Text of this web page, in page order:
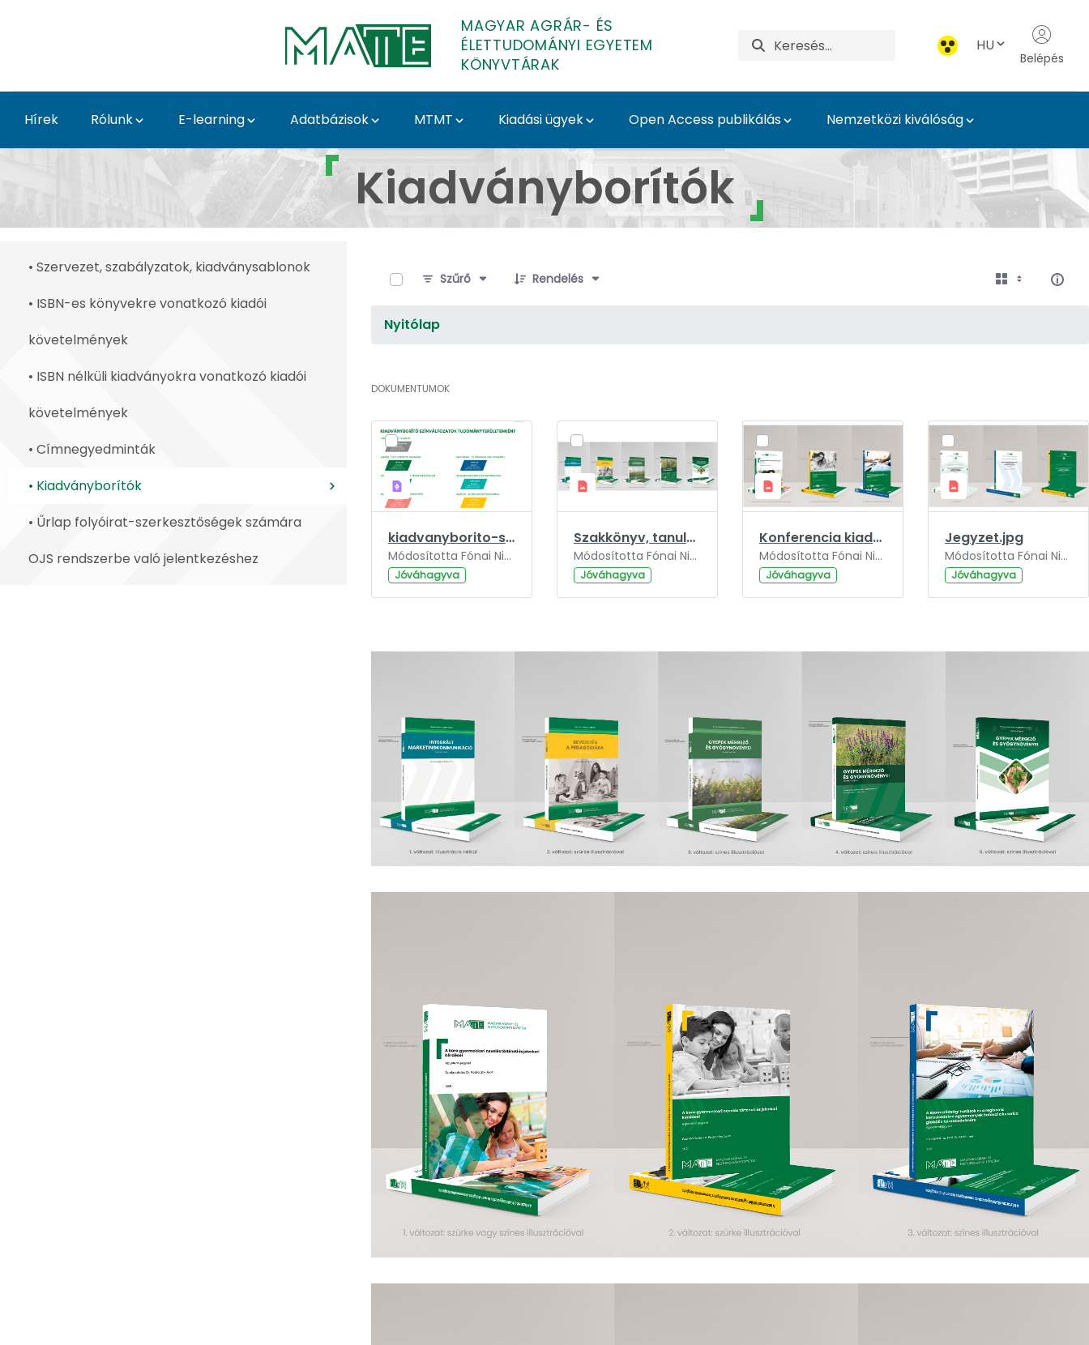
MAGYAR AGRÁR- ÉS
ÉLETTUDOMÁNYI EGYETEM
KÖNYVTÁRAK
HU
Belépés
Hírek Rólunk E-learning Adatbázisok MTMT Kiadási ügyek Open Access publikálás Nemzetközi kiválóság
Kiadványborítók - MATE Egyetemi Könyvtár és Levéltár
Kiadványborítók
• Szervezet, szabályzatok, kiadványsablonok
• ISBN-es könyvekre vonatkozó kiadói
követelmények
• ISBN nélküli kiadványokra vonatkozó kiadói
követelmények
• Címnegyedminták
• Kiadványborítók
• Űrlap folyóirat-szerkesztőségek számára
OJS rendszerbe való jelentkezéshez
Szűrő
Rendelés
Nyitólap
DOKUMENTUMOK
kiadvanyborito-szinvaltozatok.pdf
Módosította Fónai Nikolett, ennyi ideje: 3 év.
Jóváhagyva
Szakkönyv, tanulmánykötet, műhelytanulmány, kutatásjelentés.jpg
Módosította Fónai Nikolett, ennyi ideje: 3 év.
Jóváhagyva
Konferencia kiadvány.jpg
Módosította Fónai Nikolett, ennyi ideje: 3 év.
Jóváhagyva
Jegyzet.jpg
Módosította Fónai Nikolett, ennyi ideje: 3 év.
Jóváhagyva